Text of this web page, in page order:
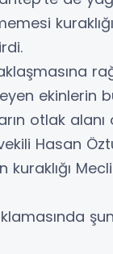
ekinlerin
otlak alanı
Hasan
kuraklığı